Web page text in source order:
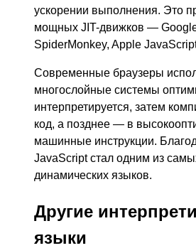
ускорении выполнения. Это
мощных JIT-движков —
SpiderMonkey, Apple
Современные браузеры
многослойные системы
интерпретируется, затем
код, а позднее — в
машинные инструкции.
JavaScript стал одним из
динамических языков.
Другие
языки